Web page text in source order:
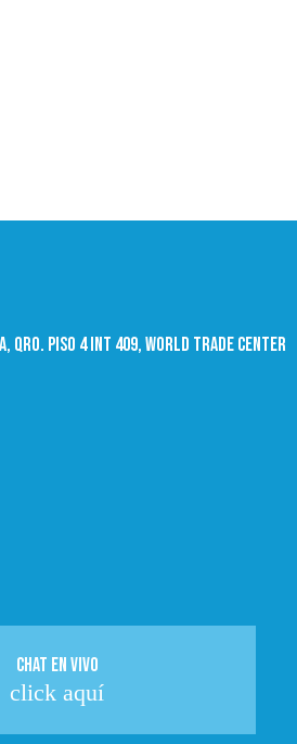
Qro. Piso 4 int 409, World trade Center
CHAT EN VIVO
click aquí